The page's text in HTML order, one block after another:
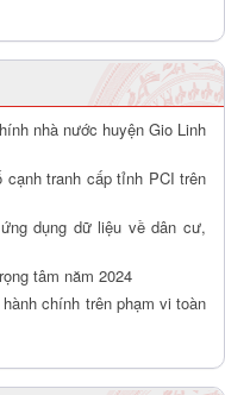
nhà nước huyện Gio Linh
tranh cấp tỉnh PCI trên
dụng dữ liệu về dân cư,
tâm năm 2024
chính trên phạm vi toàn